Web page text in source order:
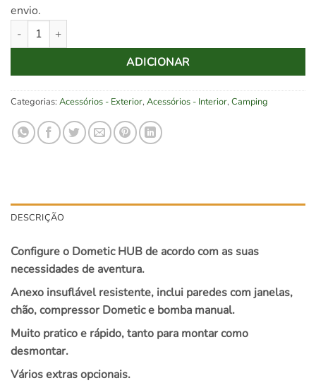
envio.
Quantidade de Anexo insuflável Dometic HUB
ADICIONAR
Categorias: Acessórios - Exterior, Acessórios - Interior, Camping
DESCRIÇÃO
Configure o Dometic HUB de acordo com as suas
necessidades de aventura.
Anexo insuflável resistente, inclui paredes com janelas,
chão, compressor Dometic e bomba manual.
Muito pratico e rápido, tanto para montar como
desmontar.
Vários extras opcionais.